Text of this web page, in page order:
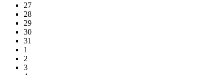
27
28
29
30
31
1
2
3